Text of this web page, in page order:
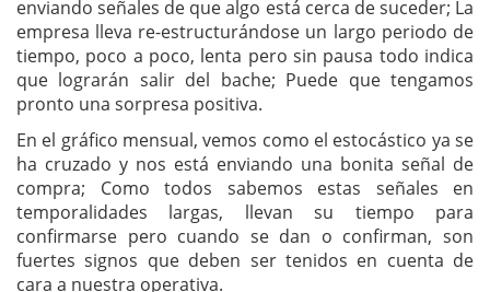
enviando señales de que algo está cerca de suceder; La
empresa lleva re-estructurándose un largo periodo de
tiempo, poco a poco, lenta pero sin pausa todo indica
que lograrán salir del bache; Puede que tengamos
pronto una sorpresa positiva.
En el gráfico mensual, vemos como el estocástico ya se
ha cruzado y nos está enviando una bonita señal de
compra; Como todos sabemos estas señales en
temporalidades largas, llevan su tiempo para
confirmarse pero cuando se dan o confirman, son
fuertes signos que deben ser tenidos en cuenta de
cara a nuestra operativa.